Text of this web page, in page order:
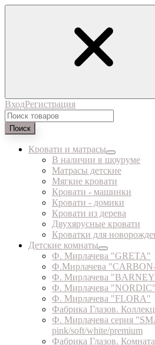
ВходРегистрация
Поиск
Кровати и матрасы
В наличии в шоуруме
Матрасы детские
Мягкие кровати
Кровати - машинки
Кровати - домики
Кровати из дерева
Двухярусные кровати
Кроватки для
Детские комнаты
Ф. Мирлачева "GRETA"
Ф.Мирлачева
Ф. Мирлачева
Ф. Мирлачева "NORDIC"
Ф. Мирлачева "FLORA"
Фабрика Глазов.
Ф. Мирлачева серия
pink/soft/white/premium
Фабрика Глазов.